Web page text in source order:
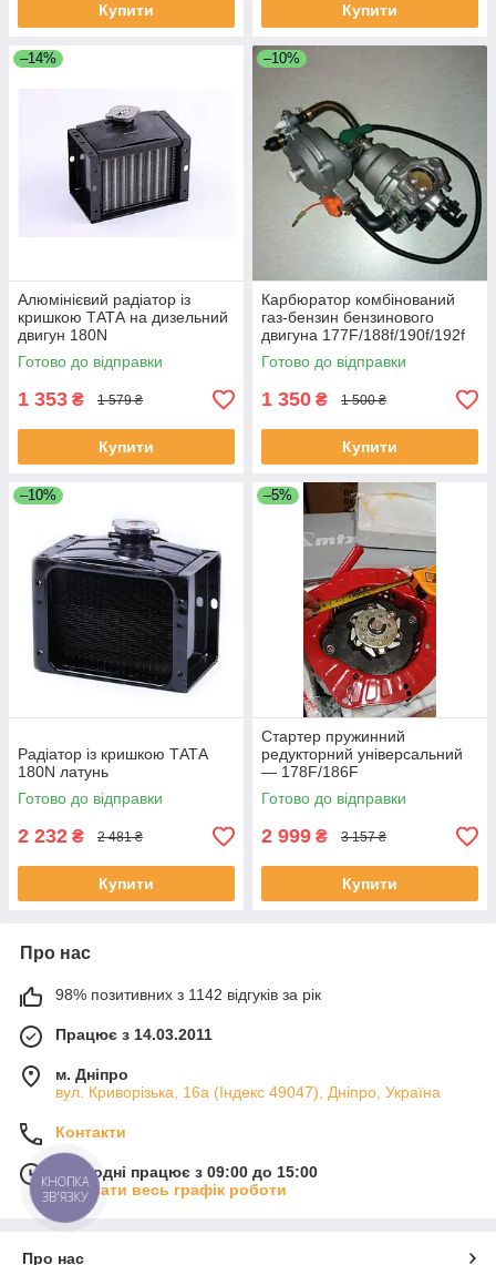
Купити Купити
–14%
Алюмінієвий радіатор із
кришкою ТАТА на дизельний
двигун 180N
Готово до відправки
1 353 ₴ 1 579 ₴
Купити
–10%
Карбюратор комбінований
газ-бензин бензинового
двигуна 177F/188f/190f/192f
Готово до відправки
1 350 ₴ 1 500 ₴
Купити
–10%
Радіатор із кришкою ТАТА
180N латунь
Готово до відправки
2 232 ₴ 2 481 ₴
Купити
–5%
Стартер пружинний
редукторний універсальний
— 178F/186F
Готово до відправки
2 999 ₴ 3 157 ₴
Купити
Про нас
98% позитивних з 1142 відгуків за рік
Працює з 14.03.2011
м. Дніпро
вул. Криворізька, 16а (Індекс 49047), Дніпро, Україна
Контакти
Сьогодні працює з 09:00 до 15:00
Показати весь графік роботи
Про нас
КНОПКА
ЗВ'ЯЗКУ